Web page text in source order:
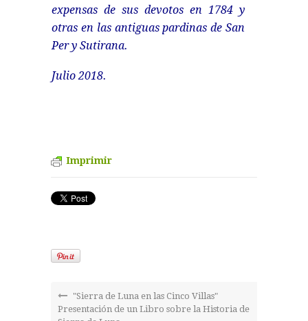
expensas de sus devotos en 1784 y
otras en las antiguas pardinas de San
Per y Sutirana.
Julio 2018.
Imprimir
"Sierra de Luna en las Cinco Villas"
Presentación de un Libro sobre la Historia de